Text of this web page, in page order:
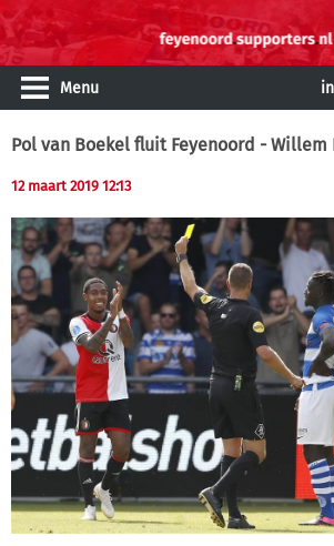
Menu
Pol van Boekel fluit Feyenoord - Willem
12 maart 2019 12:13